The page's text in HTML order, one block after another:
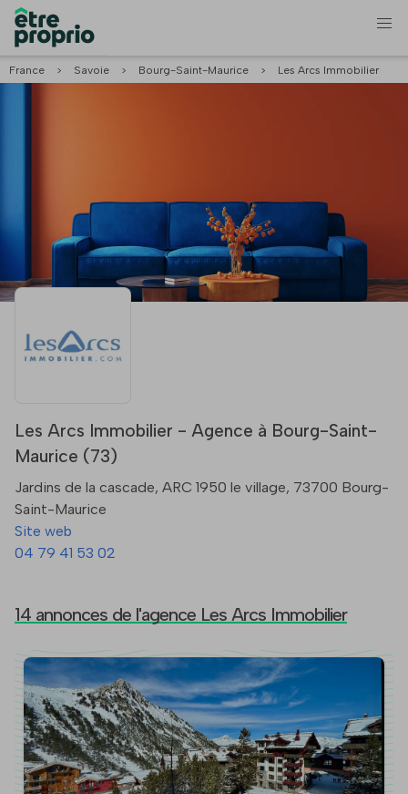
France > Savoie > Bourg-Saint-Maurice > Les Arcs Immobilier
Les Arcs Immobilier - Agence à Bourg-Saint-
Maurice (73)
Jardins de la cascade, ARC 1950 le village, 73700 Bourg-
Saint-Maurice
Site web
04 79 41 53 02
14 annonces de l'agence Les Arcs Immobilier